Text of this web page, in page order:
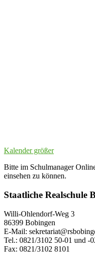
Kalender größer
Bitte im Schulmanager
einsehen zu können.
Staatliche Realschule
Willi-Ohlendorf-Weg 3
86399 Bobingen
E-Mail:
Tel.: 0821/3102 50-01 und -
Fax: 0821/3102 8101